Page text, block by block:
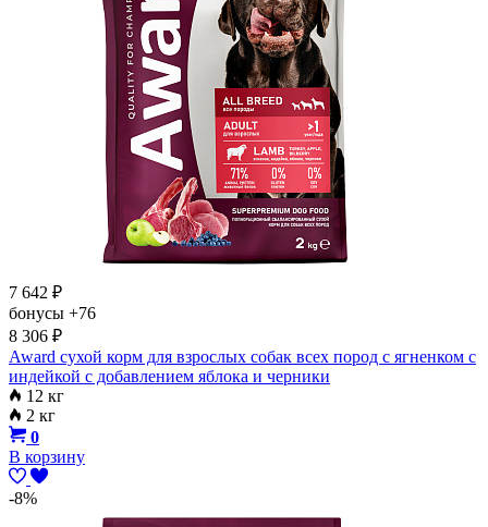
7 642 ₽
бонусы +76
8 306 ₽
Award сухой корм для взрослых собак всех пород с ягненком с
индейкой с добавлением яблока и черники
12 кг
2 кг
0
В корзину
-8%